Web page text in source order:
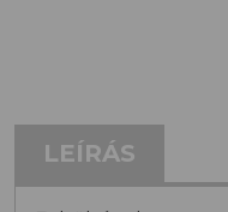
LEÍRÁS